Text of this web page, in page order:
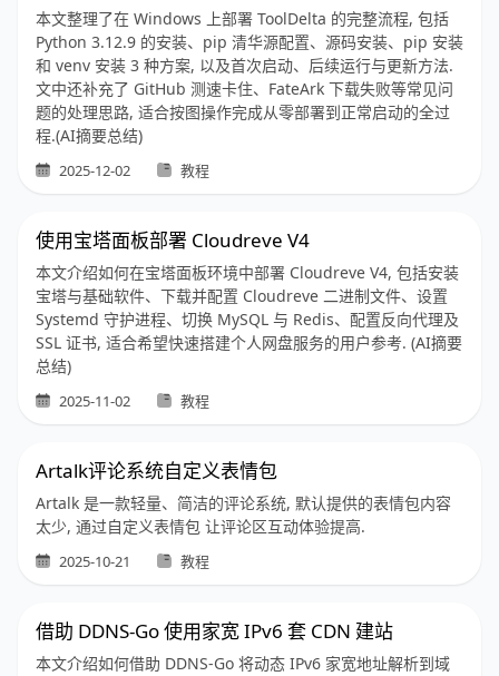
本文整理了在 Windows 上部署 ToolDelta 的完整流程, 包括
Python 3.12.9 的安装、pip 清华源配置、源码安装、pip 安装
和 venv 安装 3 种方案, 以及首次启动、后续运行与更新方法.
文中还补充了 GitHub 测速卡住、FateArk 下载失败等常见问
题的处理思路, 适合按图操作完成从零部署到正常启动的全过
程.(AI摘要总结)
2025-12-02 教程
使用宝塔面板部署 Cloudreve V4
本文介绍如何在宝塔面板环境中部署 Cloudreve V4, 包括安装
宝塔与基础软件、下载并配置 Cloudreve 二进制文件、设置
Systemd 守护进程、切换 MySQL 与 Redis、配置反向代理及
SSL 证书, 适合希望快速搭建个人网盘服务的用户参考. (AI摘要
总结)
2025-11-02 教程
Artalk评论系统自定义表情包
Artalk 是一款轻量、简洁的评论系统, 默认提供的表情包内容
太少, 通过自定义表情包 让评论区互动体验提高.
2025-10-21 教程
借助 DDNS-Go 使用家宽 IPv6 套 CDN 建站
本文介绍如何借助 DDNS-Go 将动态 IPv6 家宽地址解析到域